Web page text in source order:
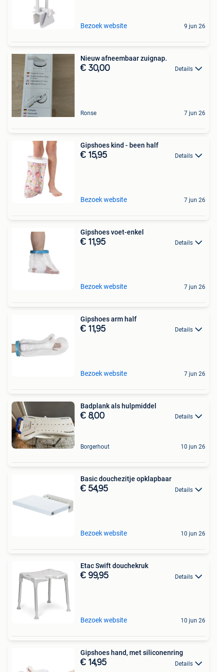
Bezoek website 9 jun 26
Nieuw afneembaar zuignap.
€ 30,00 Details
Ronse 7 jun 26
Gipshoes kind - been half
€ 15,95 Details
Bezoek website 7 jun 26
Gipshoes voet-enkel
€ 11,95 Details
Bezoek website 7 jun 26
Gipshoes arm half
€ 11,95 Details
Bezoek website 7 jun 26
Badplank als hulpmiddel
€ 8,00 Details
Borgerhout 10 jun 26
Basic douchezitje opklapbaar
€ 54,95 Details
Bezoek website 10 jun 26
Etac Swift douchekruk
€ 99,95 Details
Bezoek website 10 jun 26
Gipshoes hand, met siliconenring
€ 14,95 Details